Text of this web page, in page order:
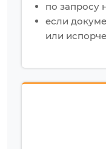
по запросу
если
или